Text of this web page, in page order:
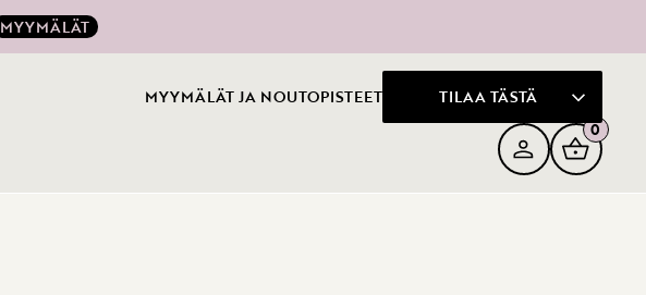
MYYMÄLÄT
MYYMÄLÄT JA NOUTOPISTEET
TILAA TÄSTÄ
0